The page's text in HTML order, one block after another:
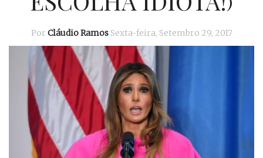
Por Cláudio Ramos Sexta-feira, Setembro 29, 2017